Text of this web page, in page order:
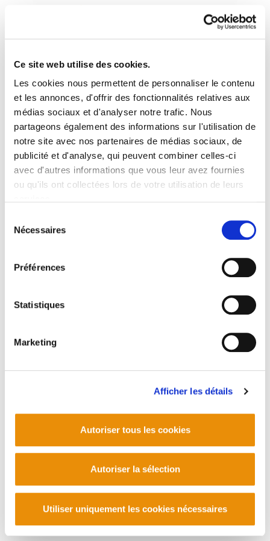
Ce site web utilise des cookies.
Les cookies nous permettent de personnaliser le contenu
et les annonces, d'offrir des fonctionnalités relatives aux
médias sociaux et d'analyser notre trafic. Nous
partageons également des informations sur l'utilisation de
notre site avec nos partenaires de médias sociaux, de
publicité et d'analyse, qui peuvent combiner celles-ci
avec d'autres informations que vous leur avez fournies
ou qu'ils ont collectées lors de votre utilisation de leurs
Nécessaires
Préférences
Statistiques
Marketing
Afficher les détails
Autoriser tous les cookies
Autoriser la sélection
Utiliser uniquement les cookies nécessaires
Landeia 43
Landeia 43.PDF11.7 MB
PLAN DU SITE ACCESSIBILITÉ CONTACT
Manu Robles-Arangiz Institutua Fundazioa
Corderliers karrika 20 - 64100 Baiona -
Contact